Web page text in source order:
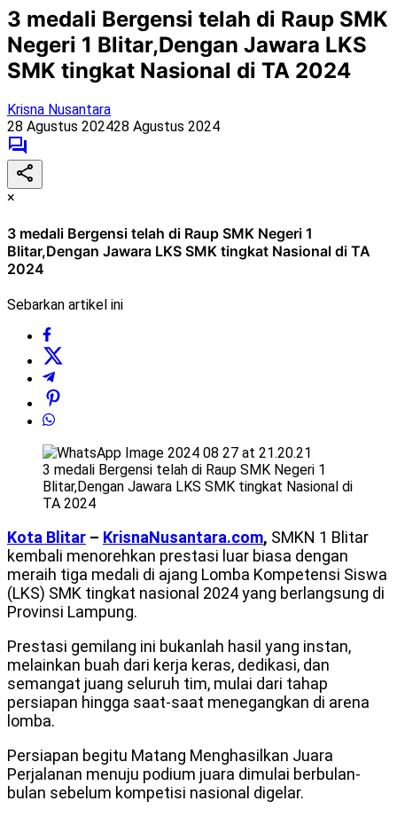
3 medali Bergensi telah di Raup SMK
Negeri 1 Blitar,Dengan Jawara LKS
SMK tingkat Nasional di TA 2024
Krisna Nusantara
28 Agustus 202428 Agustus 2024
×
3 medali Bergensi telah di Raup SMK Negeri 1
Blitar,Dengan Jawara LKS SMK tingkat Nasional di TA
2024
Sebarkan artikel ini
3 medali Bergensi telah di Raup SMK Negeri 1
Blitar,Dengan Jawara LKS SMK tingkat Nasional di
TA 2024
Kota Blitar – KrisnaNusantara.com, SMKN 1 Blitar
kembali menorehkan prestasi luar biasa dengan
meraih tiga medali di ajang Lomba Kompetensi Siswa
(LKS) SMK tingkat nasional 2024 yang berlangsung di
Provinsi Lampung.
Prestasi gemilang ini bukanlah hasil yang instan,
melainkan buah dari kerja keras, dedikasi, dan
semangat juang seluruh tim, mulai dari tahap
persiapan hingga saat-saat menegangkan di arena
lomba.
Persiapan begitu Matang Menghasilkan Juara
Perjalanan menuju podium juara dimulai berbulan-
bulan sebelum kompetisi nasional digelar.